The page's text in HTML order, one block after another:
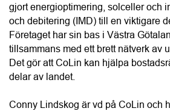
När IMD införs kan föreningen
elabonnemangen i ett gemensamt
hushåll har ett eget. Det kan sänka
abonnemangskostnaden för
mer rättvis fördelning av den faktiska
kontroll över energi- och